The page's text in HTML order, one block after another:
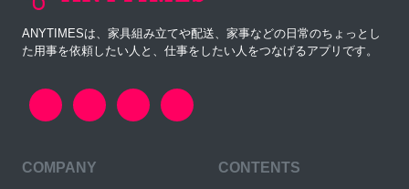
ANYTIMESは、家具組み立てや配送、家事などの日常のちょっとし
た用事を依頼したい人と、仕事をしたい人をつなげるアプリです。
COMPANY CONTENTS